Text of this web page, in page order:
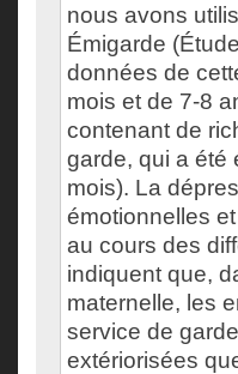
nous avons
Émigarde
données de
mois et de 7-8
contenant de
garde, qui a été
mois). La
émotionnelles
au cours des
indiquent que,
maternelle, les
service de
extériorisées